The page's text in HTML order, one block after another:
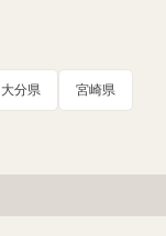
大分県 宮崎県